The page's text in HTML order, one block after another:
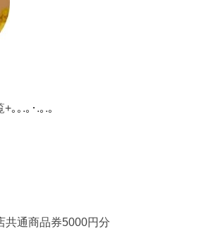
｡｡.｡･.｡.｡
共通商品券5000円分